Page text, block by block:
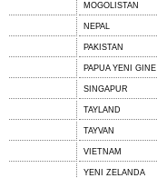
MOGOLISTAN
NEPAL
PAKISTAN
PAPUA YENI GINE
SINGAPUR
TAYLAND
TAYVAN
VIETNAM
YENI ZELANDA